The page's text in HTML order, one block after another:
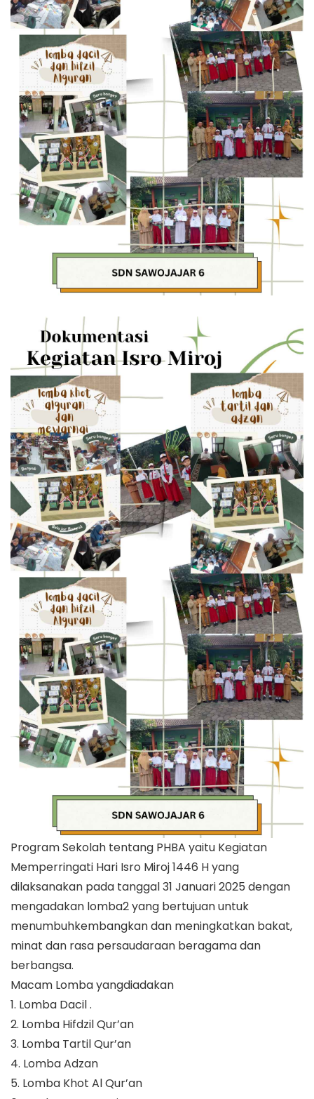
Program Sekolah tentang PHBA yaitu Kegiatan
Memperringati Hari Isro Miroj 1446 H yang
dilaksanakan pada tanggal 31 Januari 2025 dengan
mengadakan lomba2 yang bertujuan untuk
menumbuhkembangkan dan meningkatkan bakat,
minat dan rasa persaudaraan beragama dan
berbangsa.
Macam Lomba yangdiadakan
1. Lomba Dacil .
2. Lomba Hifdzil Qur’an
3. Lomba Tartil Qur’an
4. Lomba Adzan
5. Lomba Khot Al Qur’an